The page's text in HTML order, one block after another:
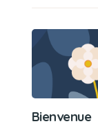
Bienvenue